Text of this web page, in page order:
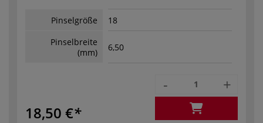
Pinselgröße
18
Pinselbreite
(mm)
6,50
18,50 €
- +